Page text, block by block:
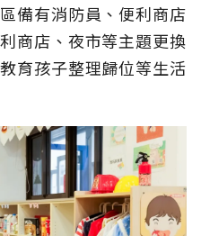
備有消防員、便利商店
商店、夜市等主題更換
育孩子整理歸位等生活